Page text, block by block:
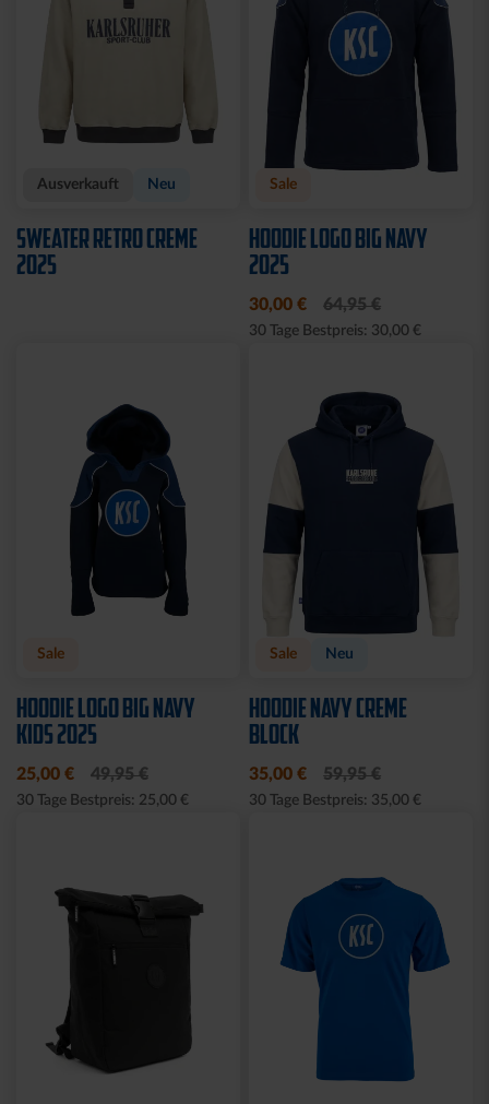
Ausverkauft Neu
SWEATER RETRO CREME
2025
Sale
HOODIE LOGO BIG NAVY
2025
30,00 € 64,95 €
30 Tage Bestpreis: 30,00 €
Sale
HOODIE LOGO BIG NAVY
KIDS 2025
25,00 € 49,95 €
30 Tage Bestpreis: 25,00 €
Sale Neu
HOODIE NAVY CREME
BLOCK
35,00 € 59,95 €
30 Tage Bestpreis: 35,00 €